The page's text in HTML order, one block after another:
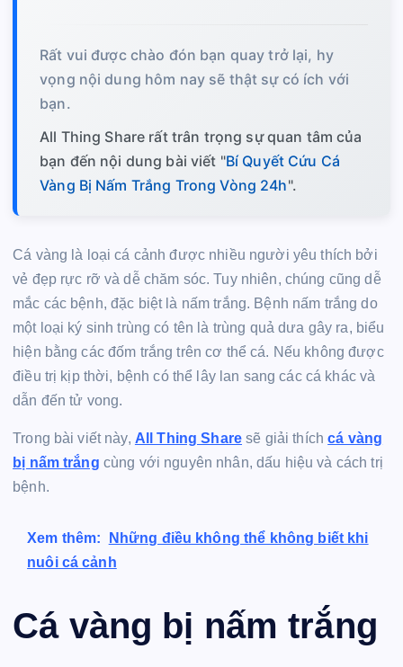
Rất vui được chào đón bạn quay trở lại, hy
vọng nội dung hôm nay sẽ thật sự có ích với
bạn.
All Thing Share rất trân trọng sự quan tâm của
bạn đến nội dung bài viết "Bí Quyết Cứu Cá
Vàng Bị Nấm Trắng Trong Vòng 24h".
Cá vàng là loại cá cảnh được nhiều người yêu thích bởi
vẻ đẹp rực rỡ và dễ chăm sóc. Tuy nhiên, chúng cũng dễ
mắc các bệnh, đặc biệt là nấm trắng. Bệnh nấm trắng do
một loại ký sinh trùng có tên là trùng quả dưa gây ra, biểu
hiện bằng các đốm trắng trên cơ thể cá. Nếu không được
điều trị kịp thời, bệnh có thể lây lan sang các cá khác và
dẫn đến tử vong.
Trong bài viết này, All Thing Share sẽ giải thíchcá vàng
bị nấm trắng cùng với nguyên nhân, dấu hiệu và cách trị
bệnh.
Xem thêm:
Những điều không thể không biết khi
nuôi cá cảnh
Cá vàng bị nấm trắng